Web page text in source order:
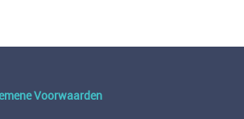
Voorwaarden